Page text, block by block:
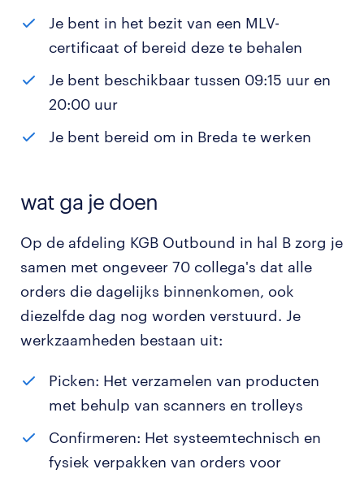
Je bent in het bezit van een MLV-
certificaat of bereid deze te behalen
Je bent beschikbaar tussen 09:15 uur en
20:00 uur
Je bent bereid om in Breda te werken
wat ga je doen
Op de afdeling KGB Outbound in hal B zorg je
samen met ongeveer 70 collega's dat alle
orders die dagelijks binnenkomen, ook
diezelfde dag nog worden verstuurd. Je
werkzaamheden bestaan uit:
Picken: Het verzamelen van producten
met behulp van scanners en trolleys
Confirmeren: Het systeemtechnisch en
fysiek verpakken van orders voor